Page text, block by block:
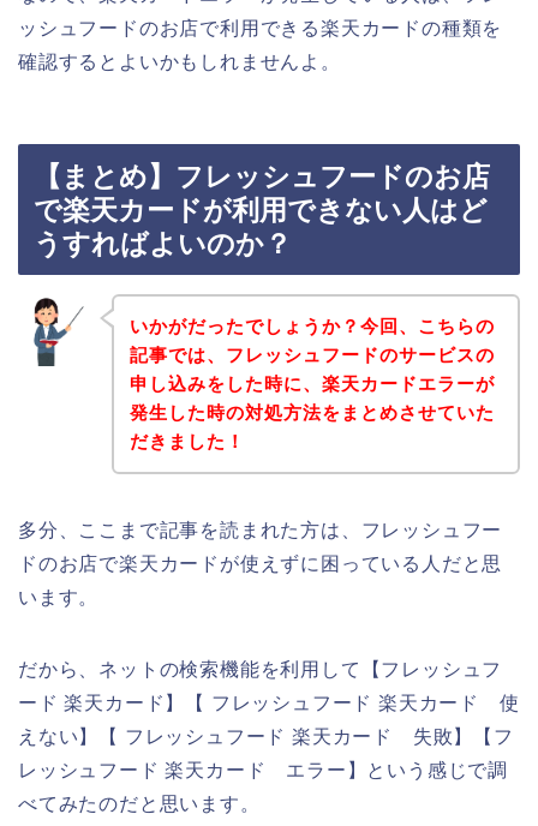
ッシュフードのお店で利用できる楽天カードの種類を
確認するとよいかもしれませんよ。
【まとめ】フレッシュフードのお店
で楽天カードが利用できない人はど
うすればよいのか？
いかがだったでしょうか？今回、こちらの
記事では、フレッシュフードのサービスの
申し込みをした時に、楽天カードエラーが
発生した時の対処方法をまとめさせていた
だきました！
多分、ここまで記事を読まれた方は、フレッシュフー
ドのお店で楽天カードが使えずに困っている人だと思
います。
だから、ネットの検索機能を利用して【フレッシュフ
ード 楽天カード】【 フレッシュフード 楽天カード 使
えない】【 フレッシュフード 楽天カード 失敗】【フ
レッシュフード 楽天カード エラー】という感じで調
べてみたのだと思います。